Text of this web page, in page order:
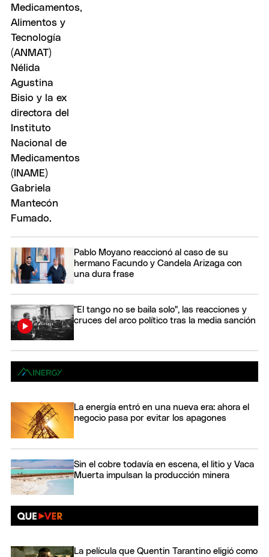
Pablo Moyano reaccionó al caso de su
hermano Facundo y Candela Arizaga con
una dura frase
"El tango no se baila solo", las reacciones y
cruces del arco político tras la media sanción
La energía entró en una nueva era: ahora el
negocio pasa por evitar los apagones
Sin el cobre todavía en escena, el litio y Vaca
Muerta impulsan la producción minera
La película que Quentin Tarantino eligió como